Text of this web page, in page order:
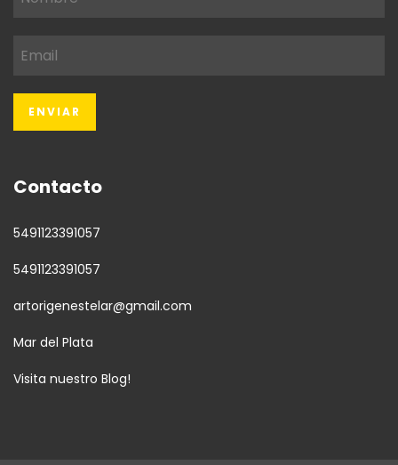
Contacto
5491123391057
5491123391057
artorigenestelar@gmail.com
Mar del Plata
Visita nuestro Blog!